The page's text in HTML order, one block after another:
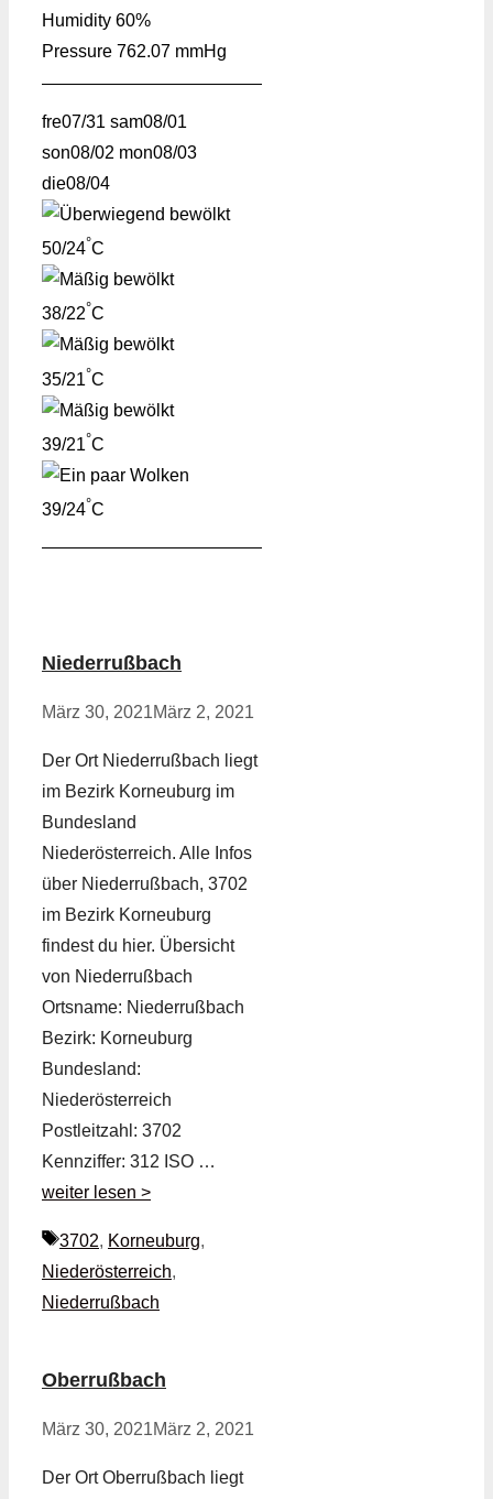
Humidity 60%
Pressure 762.07 mmHg
fre07/31 sam08/01
son08/02 mon08/03
die08/04
50/24°C
38/22°C
35/21°C
39/21°C
39/24°C
Niederrußbach
März 30, 2021März 2, 2021
Der Ort Niederrußbach liegt
im Bezirk Korneuburg im
Bundesland
Niederösterreich. Alle Infos
über Niederrußbach, 3702
im Bezirk Korneuburg
findest du hier. Übersicht
von Niederrußbach
Ortsname: Niederrußbach
Bezirk: Korneuburg
Bundesland:
Niederösterreich
Postleitzahl: 3702
Kennziffer: 312 ISO …
weiter lesen >
Schlagwörter
3702, Korneuburg,
Niederösterreich,
Niederrußbach
Oberrußbach
März 30, 2021März 2, 2021
Der Ort Oberrußbach liegt